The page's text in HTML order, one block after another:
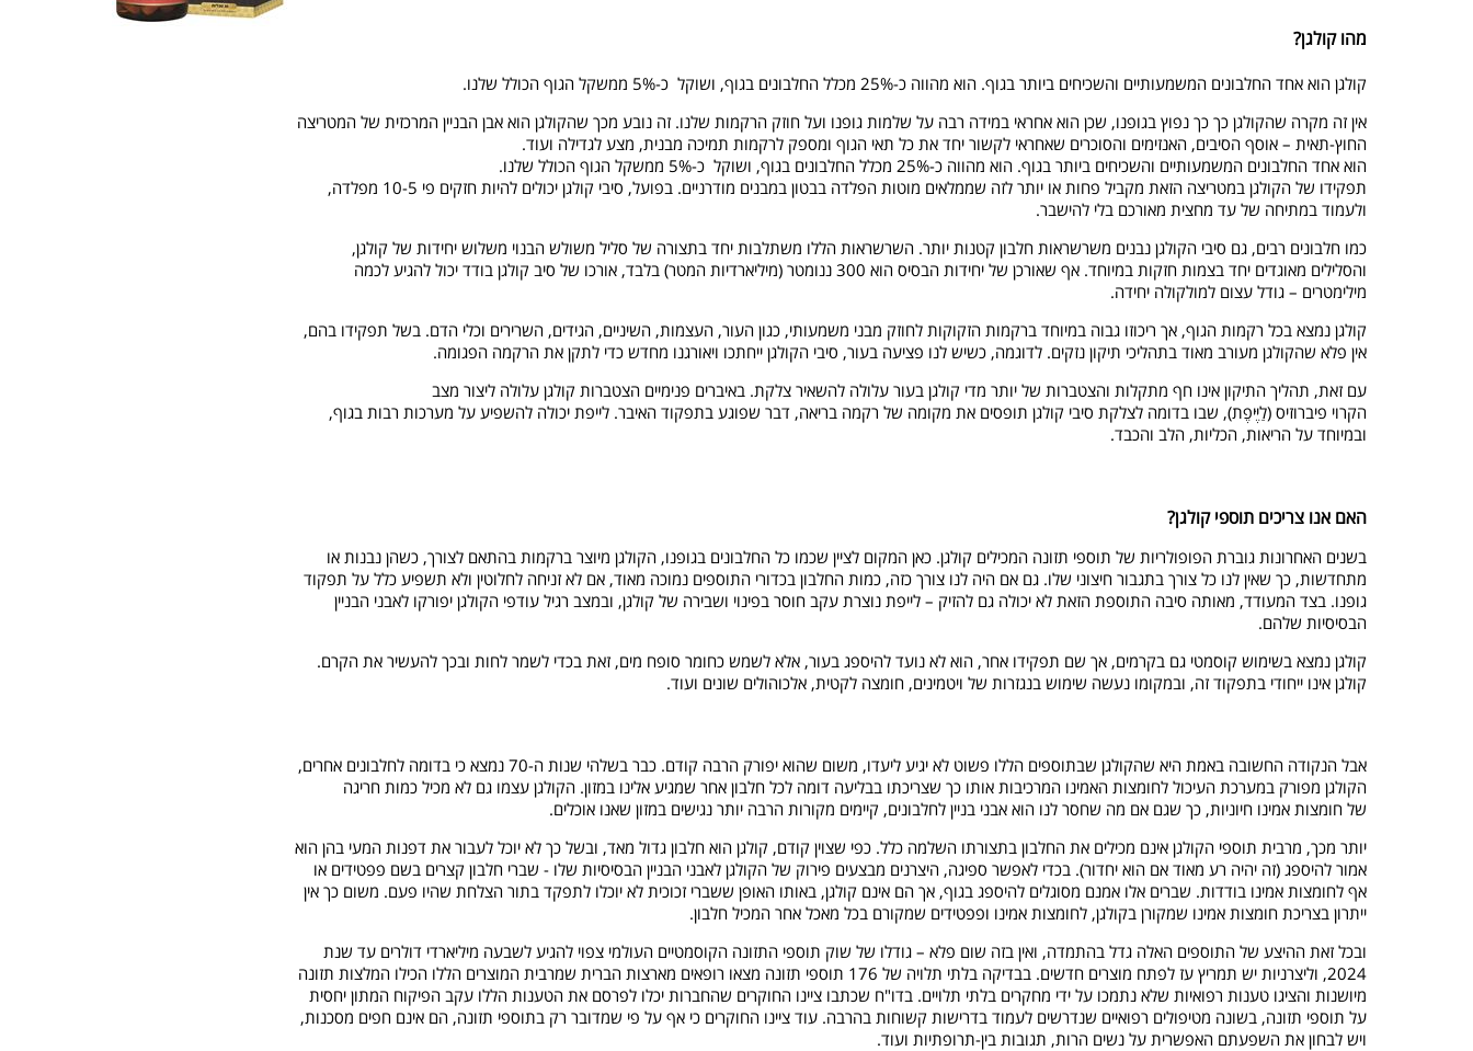
מהו קולגן?
קולגן הוא אחד החלבונים המשמעותיים והשכיחים ביותר בגוף. הוא מהווה כ-25% מכלל החלבונים בגוף, ושוקל כ-5% ממשקל הגוף הכולל שלנו.
אין זה מקרה שהקולגן כך כך נפוץ בגופנו, שכן הוא אחראי במידה רבה על שלמות גופנו ועל חוזק הרקמות שלנו. זה נובע מכך שהקולגן הוא אבן הבניין המרכזית של המטריצה
החוץ-תאית – אוסף הסיבים, האנזימים והסוכרים שאחראי לקשור יחד את כל תאי הגוף ומספק לרקמות תמיכה מבנית, מצע לגדילה ועוד.
הוא אחד החלבונים המשמעותיים והשכיחים ביותר בגוף. הוא מהווה כ-25% מכלל החלבונים בגוף, ושוקל כ-5% ממשקל הגוף הכולל שלנו.
תפקידו של הקולגן במטריצה הזאת מקביל פחות או יותר לזה שממלאים מוטות הפלדה בבטון במבנים מודרניים. בפועל, סיבי קולגן יכולים להיות חזקים פי 10-5 מפלדה,
ולעמוד במתיחה של עד מחצית מאורכם בלי להישבר.
כמו חלבונים רבים, גם סיבי הקולגן נבנים משרשראות חלבון קטנות יותר. השרשראות הללו משתלבות יחד בתצורה של סליל משולש הבנוי משלוש יחידות של קולגן,
והסלילים מאוגדים יחד בצמות חזקות במיוחד. אף שאורכן של יחידות הבסיס הוא 300 ננומטר (מיליארדיות המטר) בלבד, אורכו של סיב קולגן בודד יכול להגיע לכמה
מילימטרים – גודל עצום למולקולה יחידה.
קולגן נמצא בכל רקמות הגוף, אך ריכוזו גבוה במיוחד ברקמות הזקוקות לחוזק מבני משמעותי, כגון העור, העצמות, השיניים, הגידים, השרירים וכלי הדם. בשל תפקידו בהם,
אין פלא שהקולגן מעורב מאוד בתהליכי תיקון נזקים. לדוגמה, כשיש לנו פציעה בעור, סיבי הקולגן ייחתכו ויאורגנו מחדש כדי לתקן את הרקמה הפגומה.
עם זאת, תהליך התיקון אינו חף מתקלות והצטברות של יותר מדי קולגן בעור עלולה להשאיר צלקת. באיברים פנימיים הצטברות קולגן עלולה ליצור מצב
הקרוי פיברוזיס (לַיֶּיפֶת), שבו בדומה לצלקת סיבי קולגן תופסים את מקומה של רקמה בריאה, דבר שפוגע בתפקוד האיבר. לייפת יכולה להשפיע על מערכות רבות בגוף,
ובמיוחד על הריאות, הכליות, הלב והכבד.
האם אנו צריכים תוספי קולגן?
בשנים האחרונות גוברת הפופולריות של תוספי תזונה המכילים קולגן. כאן המקום לציין שכמו כל החלבונים בגופנו, הקולגן מיוצר ברקמות בהתאם לצורך, כשהן נבנות או
מתחדשות, כך שאין לנו כל צורך בתגבור חיצוני שלו. גם אם היה לנו צורך כזה, כמות החלבון בכדורי התוספים נמוכה מאוד, אם לא זניחה לחלוטין ולא תשפיע כלל על תפקוד
גופנו. בצד המעודד, מאותה סיבה התוספת הזאת לא יכולה גם להזיק – לייפת נוצרת עקב חוסר בפינוי ושבירה של קולגן, ובמצב רגיל עודפי הקולגן יפורקו לאבני הבניין
הבסיסיות שלהם.
קולגן נמצא בשימוש קוסמטי גם בקרמים, אך שם תפקידו אחר, הוא לא נועד להיספג בעור, אלא לשמש כחומר סופח מים, זאת בכדי לשמר לחות ובכך להעשיר את הקרם.
קולגן אינו ייחודי בתפקוד זה, ובמקומו נעשה שימוש בנגזרות של ויטמינים, חומצה לקטית, אלכוהולים שונים ועוד.
אבל הנקודה החשובה באמת היא שהקולגן שבתוספים הללו פשוט לא יגיע ליעדו, משום שהוא יפורק הרבה קודם. כבר בשלהי שנות ה-70 נמצא כי בדומה לחלבונים אחרים,
הקולגן מפורק במערכת העיכול לחומצות האמינו המרכיבות אותו כך שצריכתו בבליעה דומה לכל חלבון אחר שמגיע אלינו במזון. הקולגן עצמו גם לא מכיל כמות חריגה
של חומצות אמינו חיוניות, כך שגם אם מה שחסר לנו הוא אבני בניין לחלבונים, קיימים מקורות הרבה יותר נגישים במזון שאנו אוכלים.
יותר מכך, מרבית תוספי הקולגן אינם מכילים את החלבון בתצורתו השלמה כלל. כפי שצוין קודם, קולגן הוא חלבון גדול מאד, ובשל כך לא יוכל לעבור את דפנות המעי בהן הוא
אמור להיספג (זה יהיה רע מאוד אם הוא יחדור). בכדי לאפשר ספיגה, היצרנים מבצעים פירוק של הקולגן לאבני הבניין הבסיסיות שלו - שברי חלבון קצרים בשם פפטידים או
אף לחומצות אמינו בודדות. שברים אלו אמנם מסוגלים להיספג בגוף, אך הם אינם קולגן, באותו האופן ששברי זכוכית לא יוכלו לתפקד בתור הצלחת שהיו פעם. משום כך אין
ייתרון בצריכת חומצות אמינו שמקורן בקולגן, לחומצות אמינו ופפטידים שמקורם בכל מאכל אחר המכיל חלבון.
ובכל זאת ההיצע של התוספים האלה גדל בהתמדה, ואין בזה שום פלא – גודלו של שוק תוספי התזונה הקוסמטיים העולמי צפוי להגיע לשבעה מיליארדי דולרים עד שנת
2024, וליצרניות יש תמריץ עז לפתח מוצרים חדשים. בבדיקה בלתי תלויה של 176 תוספי תזונה מצאו רופאים מארצות הברית שמרבית המוצרים הללו הכילו המלצות תזונה
מיושנות והציגו טענות רפואיות שלא נתמכו על ידי מחקרים בלתי תלויים. בדו"ח שכתבו ציינו החוקרים שהחברות יכלו לפרסם את הטענות הללו עקב הפיקוח המתון יחסית
על תוספי תזונה, בשונה מטיפולים רפואיים שנדרשים לעמוד בדרישות קשוחות בהרבה. עוד ציינו החוקרים כי אף על פי שמדובר רק בתוספי תזונה, הם אינם חפים מסכנות,
ויש לבחון את השפעתם האפשרית על נשים הרות, תגובות בין-תרופתיות ועוד.